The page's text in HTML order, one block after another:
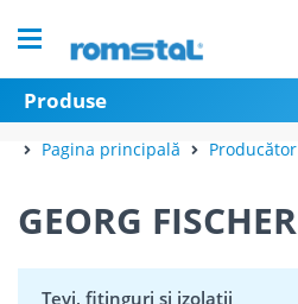
Produse
Pagina principală Producător
GEORG FISCHER
Țevi, fitinguri și izolații